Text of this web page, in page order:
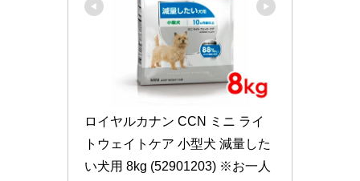
ロイヤルカナン CCN ミニ ライ
トウェイトケア 小型犬 減量した
い犬用 8kg (52901203) ※お一人